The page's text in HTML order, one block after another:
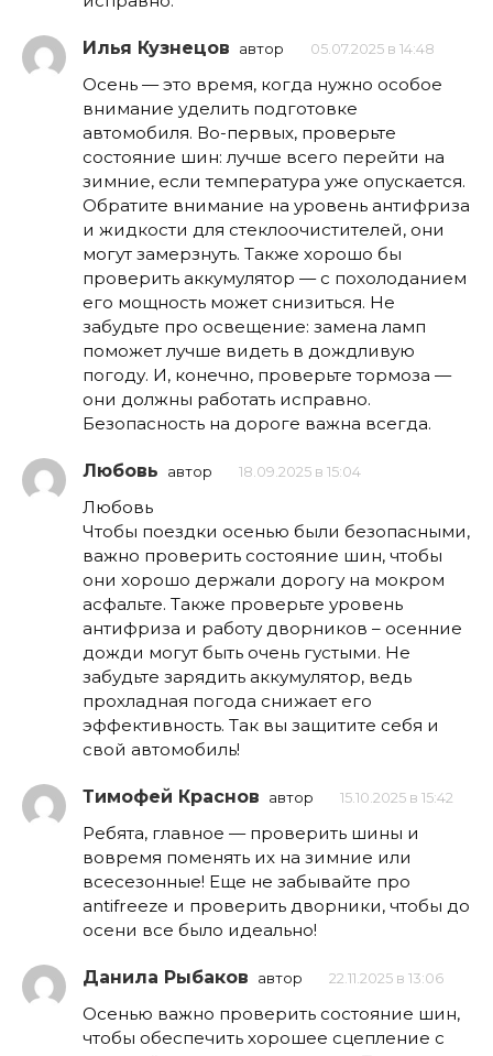
Илья Кузнецов автор 05.07.2025 в 14:48
Осень — это время, когда нужно особое
внимание уделить подготовке
автомобиля. Во-первых, проверьте
состояние шин: лучше всего перейти на
зимние, если температура уже опускается.
Обратите внимание на уровень антифриза
и жидкости для стеклоочистителей, они
могут замерзнуть. Также хорошо бы
проверить аккумулятор — с похолоданием
его мощность может снизиться. Не
забудьте про освещение: замена ламп
поможет лучше видеть в дождливую
погоду. И, конечно, проверьте тормоза —
они должны работать исправно.
Безопасность на дороге важна всегда.
Любовь автор 18.09.2025 в 15:04
Любовь
Чтобы поездки осенью были безопасными,
важно проверить состояние шин, чтобы
они хорошо держали дорогу на мокром
асфальте. Также проверьте уровень
антифриза и работу дворников – осенние
дожди могут быть очень густыми. Не
забудьте зарядить аккумулятор, ведь
прохладная погода снижает его
эффективность. Так вы защитите себя и
свой автомобиль!
Тимофей Краснов автор 15.10.2025 в 15:42
Ребята, главное — проверить шины и
вовремя поменять их на зимние или
всесезонные! Еще не забывайте про
antifreeze и проверить дворники, чтобы до
осени все было идеально!
Данила Рыбаков автор 22.11.2025 в 13:06
Осенью важно проверить состояние шин,
чтобы обеспечить хорошее сцепление с